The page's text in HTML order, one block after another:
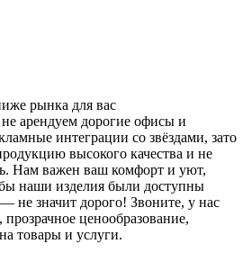
рынка для вас
арендуем дорогие офисы и
интеграции со звёздами, зато
высокого качества и не
Нам важен ваш комфорт и уют,
наши изделия были доступны
не значит дорого! Звоните, у нас
ценообразование,
товары и услуги.